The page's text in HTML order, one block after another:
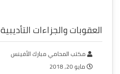
العقوبات والجزاءات التأديبية
مكتب المحامي مبارك الأفينس
مايو 20, 2018